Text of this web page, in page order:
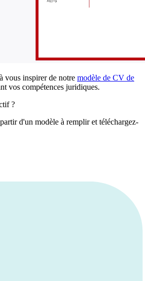
vous inspirer de notre modèle de CV de
vos compétences juridiques.
?
d'un modèle à remplir et téléchargez-